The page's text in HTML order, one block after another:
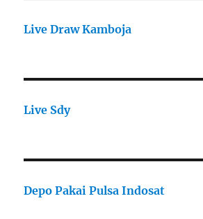
Live Draw Kamboja
Live Sdy
Depo Pakai Pulsa Indosat